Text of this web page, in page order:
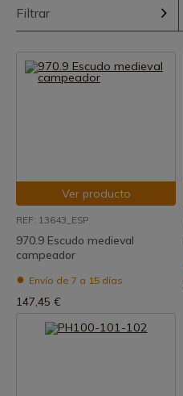
Filtrar
Ver producto
REF: 13643_ESP
970.9 Escudo medieval
campeador
Envío de 7 a 15 días
147,45 €